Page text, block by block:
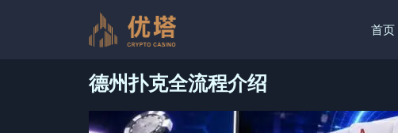
首页
德州扑克全流程介绍